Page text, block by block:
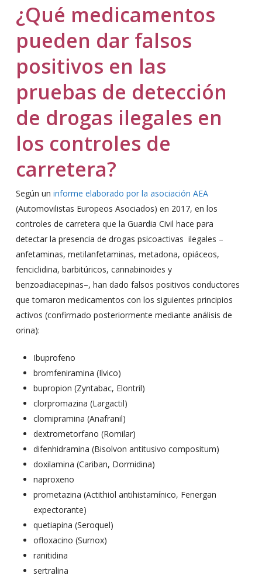
¿Qué medicamentos
pueden dar falsos
positivos en las
pruebas de detección
de drogas ilegales en
los controles de
carretera?
Según un informe elaborado por la asociación AEA
(Automovilistas Europeos Asociados) en 2017, en los
controles de carretera que la Guardia Civil hace para
detectar la presencia de drogas psicoactivas ilegales –
anfetaminas, metilanfetaminas, metadona, opiáceos,
fenciclidina, barbitúricos, cannabinoides y
benzoadiacepinas–, han dado falsos positivos conductores
que tomaron medicamentos con los siguientes principios
activos (confirmado posteriormente mediante análisis de
orina):
Ibuprofeno
bromfeniramina (Ilvico)
bupropion (Zyntabac, Elontril)
clorpromazina (Largactil)
clomipramina (Anafranil)
dextrometorfano (Romilar)
difenhidramina (Bisolvon antitusivo compositum)
doxilamina (Cariban, Dormidina)
naproxeno
prometazina (Actithiol antihistamínico, Fenergan
expectorante)
quetiapina (Seroquel)
ofloxacino (Surnox)
ranitidina
sertralina